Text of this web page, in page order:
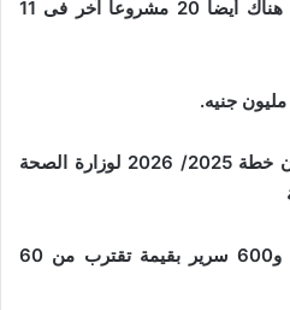
ما العام المالى 2024/ 2025 هناك أيضا 20 مشروعا آخر فى 11
واشار حسام عبد الغفار، إلى أن خطة 2025/ 2026 لوزارة الصحة
لإضافة ما يقرب من 10 آلاف و600 سرير بقيمة تقترب من 60